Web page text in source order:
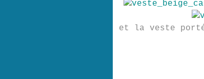
et la veste